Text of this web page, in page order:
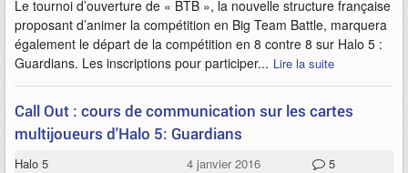
Le tournoi d’ouverture de « BTB », la nouvelle structure française
proposant d’animer la compétition en Big Team Battle, marquera
également le départ de la compétition en 8 contre 8 sur Halo 5 :
Guardians. Les inscriptions pour participer... Lire la suite
Call Out : cours de communication sur les cartes
multijoueurs d'Halo 5: Guardians
Halo 5 4 janvier 2016 5